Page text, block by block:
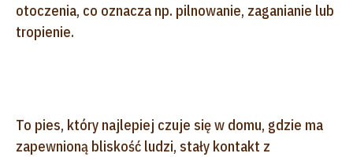
otoczenia, co oznacza np. pilnowanie, zaganianie lub
tropienie.
To pies, który najlepiej czuje się w domu, gdzie ma
zapewnioną bliskość ludzi, stały kontakt z